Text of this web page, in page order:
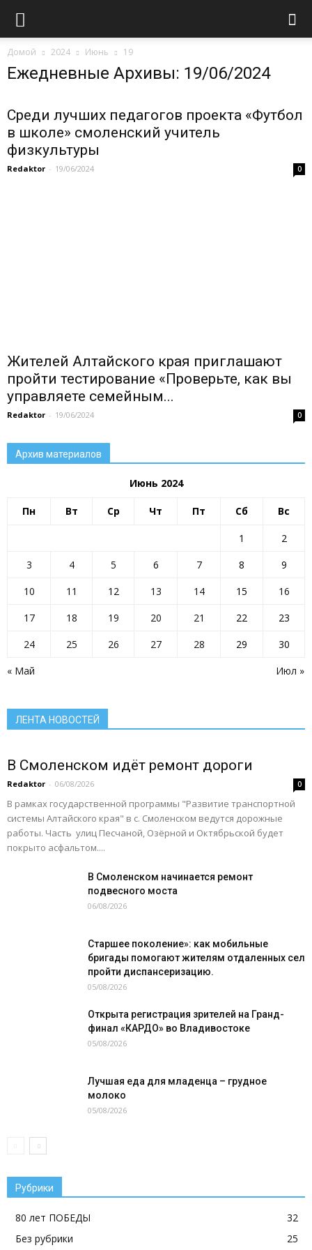
Домой 2024 Июнь 19
Ежедневные Архивы: 19/06/2024
Среди лучших педагогов проекта «Футбол
в школе» смоленский учитель
физкультуры
Redaktor - 19/06/2024 0
Жителей Алтайского края приглашают
пройти тестирование «Проверьте, как вы
управляете семейным...
Redaktor - 19/06/2024 0
Архив материалов
Июнь 2024
Пн Вт Ср Чт Пт Сб Вс
« Май Июл »
1
2
3
4 5 6 7 8
9
10
11 12 13 14 15
16
17
18 19 20 21 22
23
24
25 26 27 28 29 30
ЛЕНТА НОВОСТЕЙ
День Победы
Здоровье
Культура
Курс на ЗОЖ
молодёжь района
Новости региона
Образование Общество
ОМВД
Развитие АПК
Растим будущее сегодня
Росреестр
Село: вчера сегодня завтра
Село: территория развития
Село: точка притяжения
Смоленский районный суд
В Смоленском идёт ремонт дороги
Redaktor - 06/08/2026 0
В рамках государственной программы "Развитие транспортной
системы Алтайского края" в с. Смоленском ведутся дорожные
работы. Часть улиц Песчаной, Озёрной и Октябрьской будет
покрыто асфальтом....
В Смоленском начинается ремонт
подвесного моста
06/08/2026
Старшее поколение»: как мобильные
бригады помогают жителям отдаленных сел
пройти диспансеризацию.
05/08/2026
Открыта регистрация зрителей на Гранд-
финал «КАРДО» во Владивостоке
05/08/2026
Лучшая еда для младенца – грудное
молоко
05/08/2026
Рубрики
80 лет ПОБЕДЫ
32
Без рубрики
25